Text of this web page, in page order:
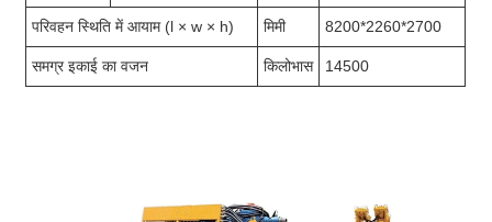
परिवहन स्थिति में आयाम (l × w × h) मिमी 8200*2260*2700
समग्र इकाई का वजन किलोभास 14500